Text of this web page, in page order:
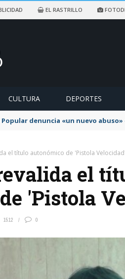
EL RASTRILLO
CULTURA DEPORTES
que mirar directamente al
el título autonómico de 'Pistola Velocidad'
el
'Pistola
1512 0